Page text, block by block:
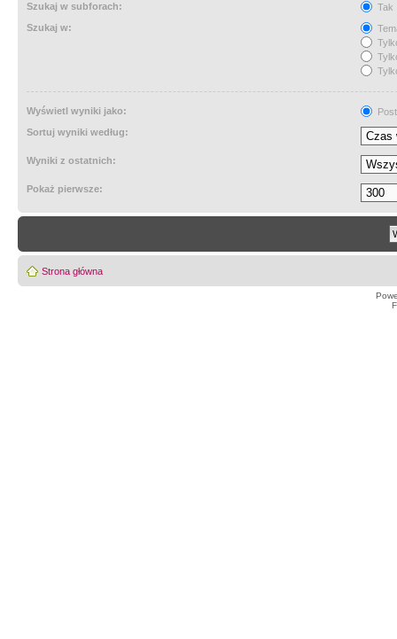
Szukaj w subforach:
Tak
Szukaj w:
Wyświetl wyniki jako:
Sortuj wyniki według:
Wyniki z ostatnich:
Pokaż pierwsze:
Strona główna